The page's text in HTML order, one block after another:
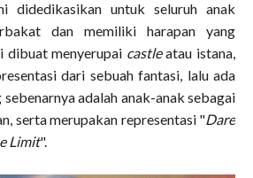
didedikasikan untuk seluruh anak
dan memiliki harapan yang
dibuat menyerupai castleatau istana,
dari sebuah fantasi, lalu ada
sebenarnya adalah anak-anak sebagai
serta merupakan representasi "Dare
Limit".